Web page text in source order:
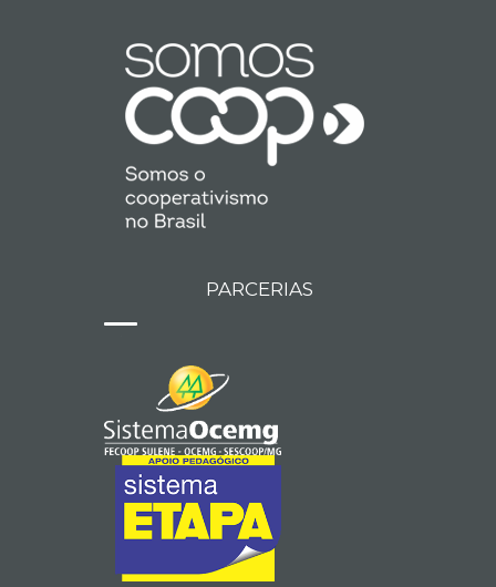
PARCERIAS